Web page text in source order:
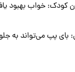
خواب بهبود
پپ می‌تواند به